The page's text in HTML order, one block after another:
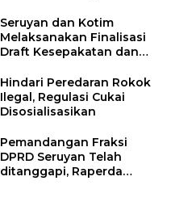
Seruyan dan Kotim
Melaksanakan Finalisasi
Draft Kesepakatan dan
Hindari Peredaran Rokok
Ilegal, Regulasi Cukai
Disosialisasikan
Pemandangan Fraksi
DPRD Seruyan Telah
ditanggapi, Raperda